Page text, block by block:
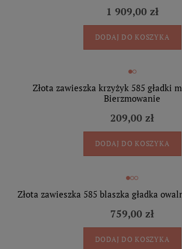
1 909,00 zł
DODAJ DO KOSZYKA
Złota zawieszka krzyżyk 585 gładki
Bierzmowanie
209,00 zł
DODAJ DO KOSZYKA
Złota zawieszka 585 blaszka gładka
759,00 zł
DODAJ DO KOSZYKA